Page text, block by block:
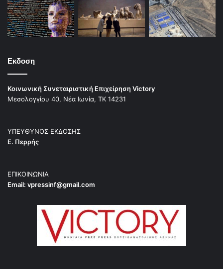
Εκδοση
Κοινωνική Συνεταιριστική Επιχείρηση Victory
Μεσολογγίου 40, Νέα Ιωνία, ΤΚ 14231
ΥΠΕΥΘΥΝΟΣ ΕΚΔΟΣΗΣ
Ε. Περρής
ΕΠΙΚΟΙΝΩΝΙΑ
Email: vpressinf@gmail.com